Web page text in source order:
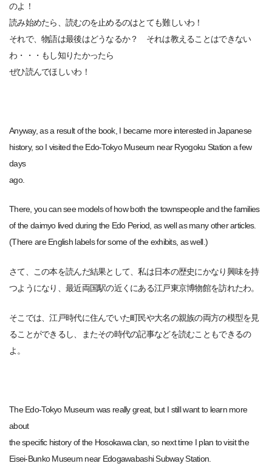
のよ！
読み始めたら、読むのを止めるのはとても難しいわ！
それで、物語は最後はどうなるか？ それは教えることはできない
わ・・・もし知りたかったら
ぜひ読んでほしいわ！
Anyway, as a result of the book, I became more interested in Japanese
history, so I visited the Edo-Tokyo Museum near Ryogoku Station a few
days
ago.
There, you can see models of how both the townspeople and the families
of the daimyo lived during the Edo Period, as well as many other articles.
(There are English labels for some of the exhibits, as well.)
さて、この本を読んだ結果として、私は日本の歴史にかなり興味を持
つようになり、最近両国駅の近くにある江戸東京博物館を訪れたわ。
そこでは、江戸時代に住んでいた町民や大名の親族の両方の模型を見
ることができるし、またその時代の記事などを読むこともできるの
よ。
The Edo-Tokyo Museum was really great, but I still want to learn more
about
the specific history of the Hosokawa clan, so next time I plan to visit the
Eisei-Bunko Museum near Edogawabashi Subway Station.